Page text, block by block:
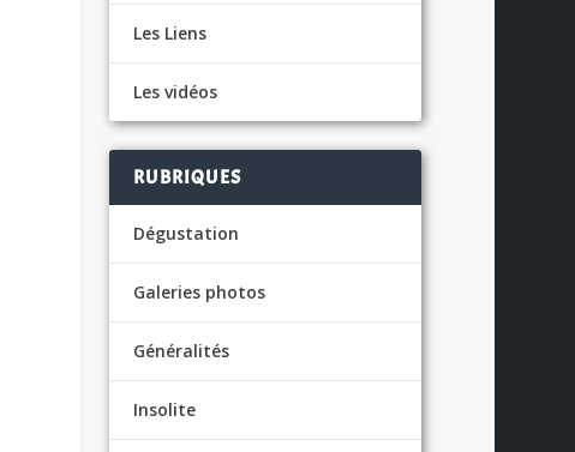
Les Liens
Les vidéos
RUBRIQUES
Dégustation
Galeries photos
Généralités
Insolite